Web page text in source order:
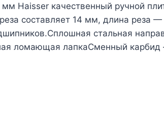
Haisser качественный ручной
составляет 14 мм, длина реза
стальная
ломающая лапкаСменный